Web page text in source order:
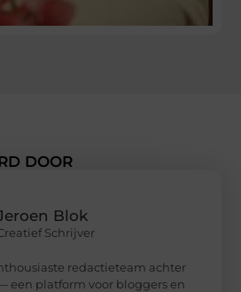
DOOR
Blok
Schrijver
redactieteam achter
een platform voor bloggers en